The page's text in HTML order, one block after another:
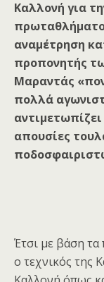
Καλλονή για
αναμέτρηση
προπονητής
Μαραντάς
πολλά
απουσίες
Έτσι με βάση τα
ο τεχνικός της